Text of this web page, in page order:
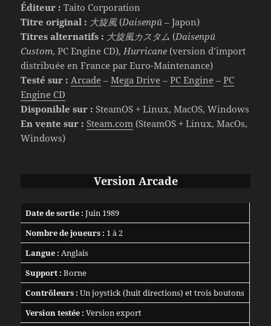
Éditeur : Taito Corporation
Titre original : 大旋風 (Daisenpū – Japon)
Titres alternatifs : 大旋風カスタム (Daisenpū
Custom, PC Engine CD), Hurricane (version d’import
distribuée en France par Euro-Maintenance)
Testé sur : Arcade –Mega Drive –PC Engine –PC
Engine CD
Disponible sur : SteamOS + Linux, MacOS, Windows
En vente sur : Steam.com (SteamOS + Linux, MacOs,
Windows)
Version Arcade
Date de sortie : Juin 1989
Nombre de joueurs : 1 à 2
Langue : Anglais
Support : Borne
Contrôleurs : Un joystick (huit directions) et trois boutons
Version testée : Version export